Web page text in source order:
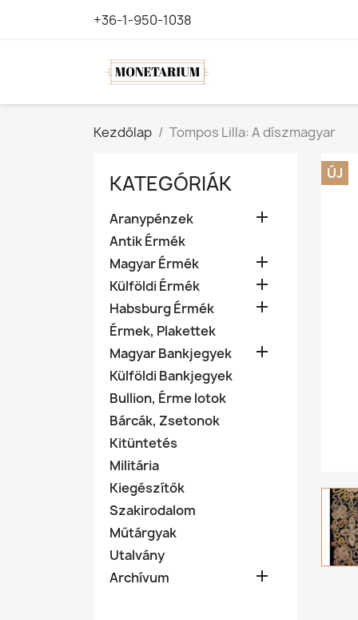
+36-1-950-1038
Kezdőlap Tompos Lilla: A díszmagyar
KATEGÓRIÁK
Aranypénzek 
Antik Érmék
Magyar Érmék

Külföldi Érmék 
Habsburg Érmék 
Érmek, Plakettek
Magyar Bankjegyek

Külföldi Bankjegyek
Bullion, Érme lotok
Bárcák, Zsetonok
Kitüntetés
Militária
Kiegészítők
Szakirodalom
Műtárgyak
Utalvány
Archívum

ÚJ